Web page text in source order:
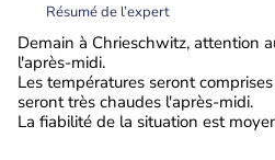
Résumé de l’expert
Demain à Chrieschwitz, attention
l'après-midi.
Les températures seront
seront très chaudes l'après-midi.
La fiabilité de la situation est